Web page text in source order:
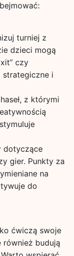
turniej z
dzieci mogą
czy
strategiczne i
z którymi
dotyczące
gier. Punkty za
na
do
ćwiczą swoje
również budują